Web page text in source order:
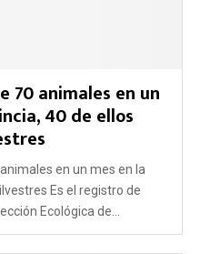
70 animales en un
40 de ellos
en un mes en la
Es el registro de
Ecológica de...